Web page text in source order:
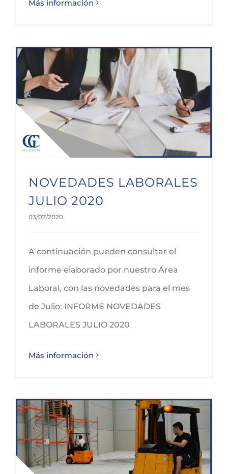
Más información
NOVEDADES LABORALES
JULIO 2020
03/07/2020
A continuación pueden consultar el
informe elaborado por nuestro Área
Laboral, con las novedades para el mes
de Julio: INFORME NOVEDADES
LABORALES JULIO 2020
Más información